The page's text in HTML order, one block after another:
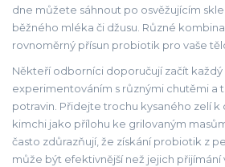
dne můžete sáhnout po osvěžujícím
běžného mléka či džusu. Různé
rovnoměrný přísun probiotik pro vaše
Někteří odborníci doporučují začít každý
experimentováním s různými chutěmi a
potravin. Přidejte trochu kysaného zelí
kimchi jako přílohu ke grilovaným
často zdůrazňují, že získání probiotik z
může být efektivnější než jejich